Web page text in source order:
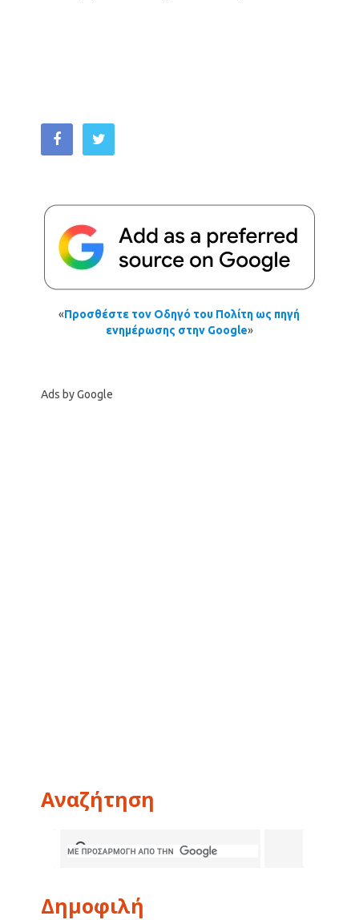
«Προσθέστε τον Οδηγό του Πολίτη ως πηγή
ενημέρωσης στην Google»
Ads by Google
Αναζήτηση
Δημοφιλή